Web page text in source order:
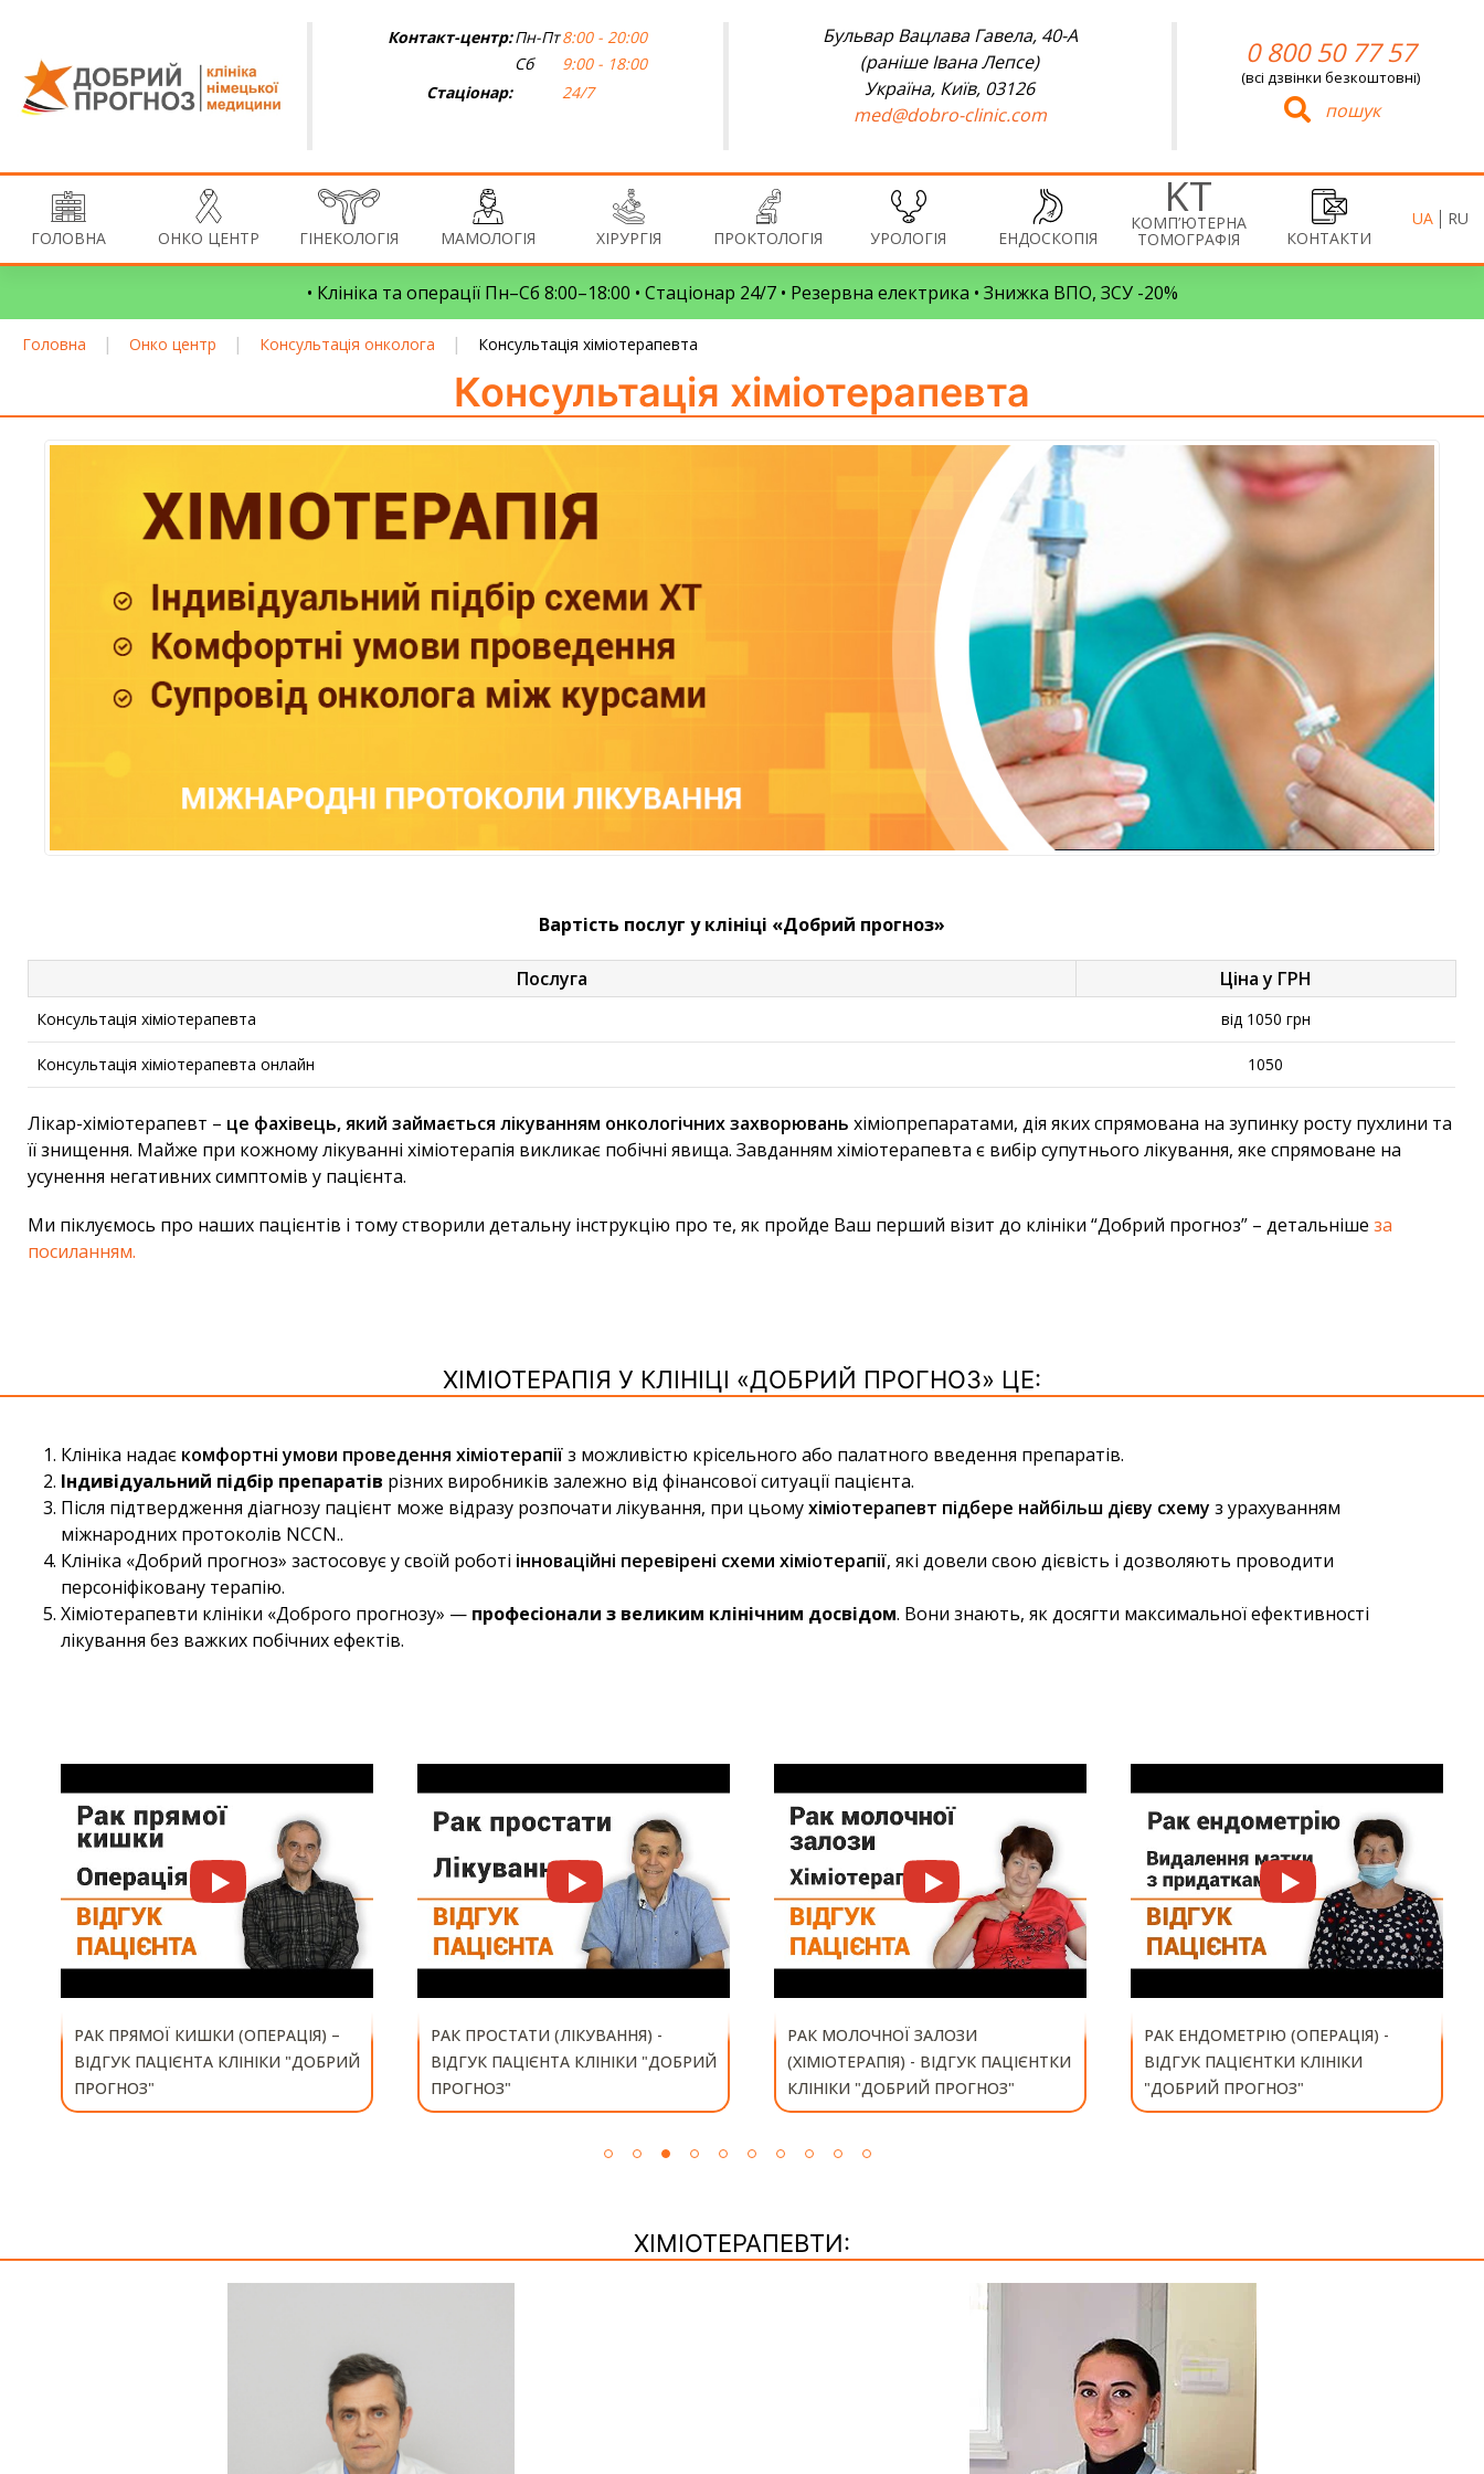
Контакт-центр:Пн-Пт
Сб
8:00 - 20:00
9:00 - 18:00
Стаціонар:
24/7
Бульвар Вацлава Гавела, 40-А
(раніше Івана Лепсе)
Україна, Київ, 03126
med@dobro-clinic.com
0 800 50 77 57
(всі дзвінки безкоштовні)
пошук
ГОЛОВНА ОНКО ЦЕНТР ГІНЕКОЛОГІЯ МАМОЛОГІЯ ХІРУРГІЯ ПРОКТОЛОГІЯ УРОЛОГІЯ ЕНДОСКОПІЯ
КОМП’ЮТЕРНА
ТОМОГРАФІЯ КОНТАКТИ
UA RU
• Клініка та операції Пн–Сб 8:00–18:00 • Стаціонар 24/7 • Резервна електрика • Знижка ВПО, ЗСУ -20%
Головна | Онко центр | Консультація онколога | Консультація хіміотерапевта
Консультація хіміотерапевта
Вартість послуг у клініці «Добрий прогноз»
Послуга Ціна у ГРН
Консультація хіміотерапевта від 1050 грн
Консультація хіміотерапевта онлайн 1050
Лікар-хіміотерапевт – це фахівець, який займається лікуванням онкологічних захворювань хіміопрепаратами, дія яких спрямована на зупинку росту пухлини та
її знищення. Майже при кожному лікуванні хіміотерапія викликає побічні явища. Завданням хіміотерапевта є вибір супутнього лікування, яке спрямоване на
усунення негативних симптомів у пацієнта.
Ми піклуємось про наших пацієнтів і тому створили детальну інструкцію про те, як пройде Ваш перший візит до клініки “Добрий прогноз” – детальніше за
посиланням.
ХІМІОТЕРАПІЯ У КЛІНІЦІ «ДОБРИЙ ПРОГНОЗ» ЦЕ:
Клініка надає комфортні умови проведення хіміотерапіїз можливістю крісельного або палатного введення препаратів.
Індивідуальний підбір препаратів різних виробників залежно від фінансової ситуації пацієнта.
Після підтвердження діагнозу пацієнт може відразу розпочати лікування, при цьомухіміотерапевт підбере найбільш дієву схему з урахуванням
міжнародних протоколів NCCN..
Клініка «Добрий прогноз» застосовує у своїй роботі інноваційні перевірені схеми хіміотерапії, які довели свою дієвість і дозволяють проводити
персоніфіковану терапію.
Хіміотерапевти клініки «Доброго прогнозу» — професіонали з великим клінічним досвідом. Вони знають, як досягти максимальної ефективності
лікування без важких побічних ефектів.
РАК ПРЯМОЇ КИШКИ (ОПЕРАЦІЯ) –
ВІДГУК ПАЦІЄНТА КЛІНІКИ "ДОБРИЙ
ПРОГНОЗ"
РАК ПРОСТАТИ (ЛІКУВАННЯ) -
ВІДГУК ПАЦІЄНТА КЛІНІКИ "ДОБРИЙ
ПРОГНОЗ"
РАК МОЛОЧНОЇ ЗАЛОЗИ
(ХІМІОТЕРАПІЯ) - ВІДГУК ПАЦІЄНТКИ
КЛІНІКИ "ДОБРИЙ ПРОГНОЗ"
РАК ЕНДОМЕТРІЮ (ОПЕРАЦІЯ) -
ВІДГУК ПАЦІЄНТКИ КЛІНІКИ
"ДОБРИЙ ПРОГНОЗ"
ХІМІОТЕРАПЕВТИ: